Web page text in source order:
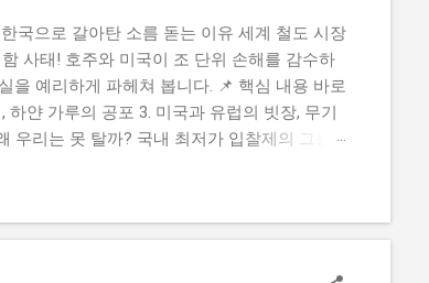
국으로 갈아탄 소름 돋는 이유 세계 철도 시장
사태! 호주와 미국이 조 단위 손해를 감수하
을 예리하게 파헤쳐 봅니다. 📌 핵심 내용 바로
얀 가루의 공포 3. 미국과 유럽의 빗장, 무기
우리는 못 탈까? 국내 최저가 입찰제의 그늘
벽한 한국산 기차가 달리고 있습니다. 세계 최
데요. 과연 그 화려했던 반값 가격표 뒤에는
전의 드라마를 한 편의 이야기처럼 편안하게